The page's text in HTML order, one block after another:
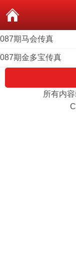
087期马会传真
087期金多宝传真
所有内